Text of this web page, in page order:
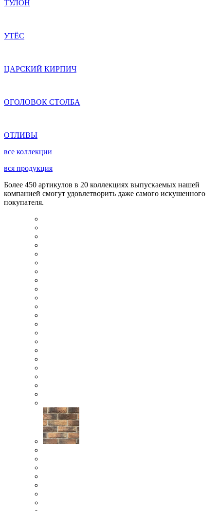
ТУЛОН
УТЁС
ЦАРСКИЙ КИРПИЧ
ОГОЛОВОК СТОЛБА
ОТЛИВЫ
все коллекции
вся продукция
Более 450 артикулов в 20 коллекциях выпускаемых нашей
компанией смогут удовлетворить даже самого искушенного
покупателя.